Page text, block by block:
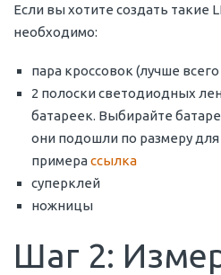
Если вы хотите создать такие
необходимо:
пара кроссовок (лучше
2 полоски светодиодных
батареек. Выбирайте
они подошли по размеру
примерассылка
суперклей
ножницы
Шаг 2: